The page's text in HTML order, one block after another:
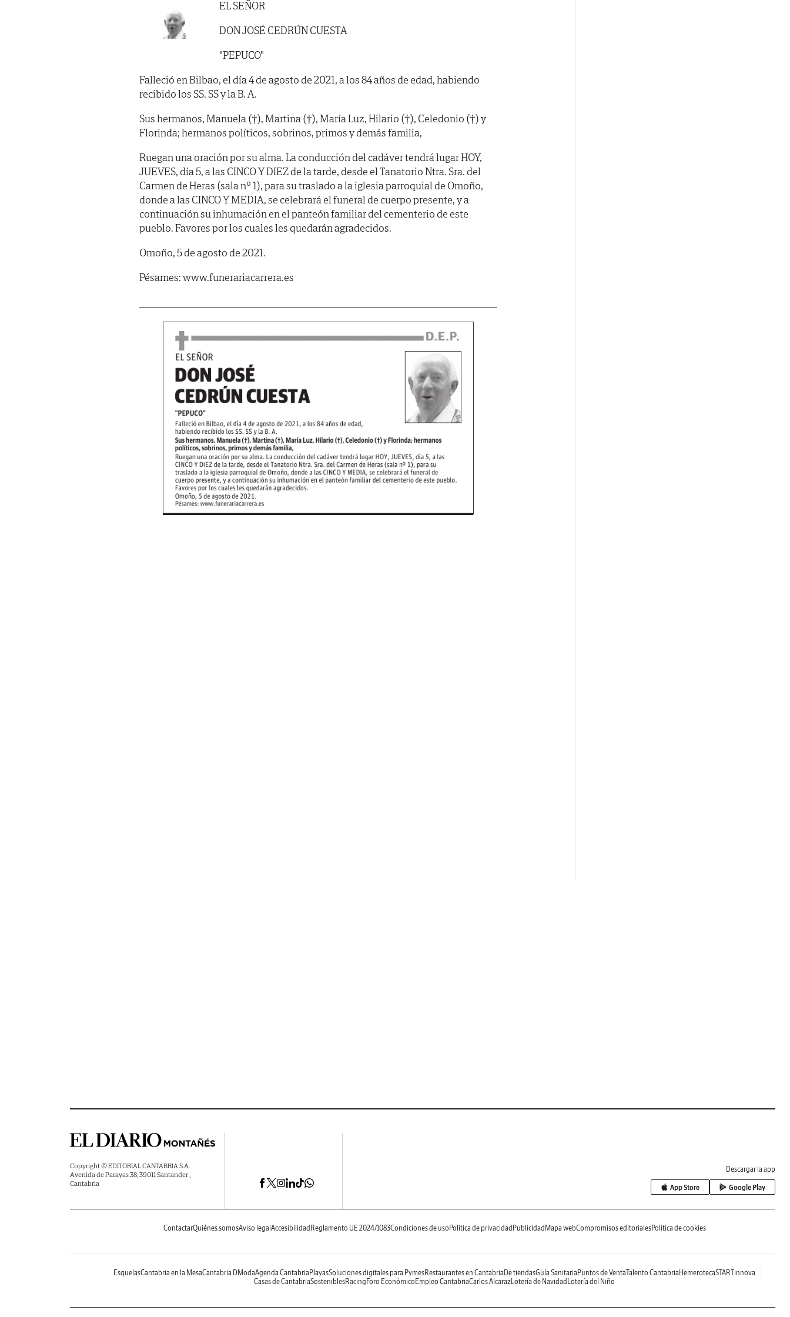
EL SEÑOR
DON JOSÉ CEDRÚN CUESTA
"PEPUCO"
Falleció en Bilbao, el día 4 de agosto de 2021, a los 84 años de edad, habiendo
recibido los SS. SS y la B. A.
Sus hermanos, Manuela (†), Martina (†), María Luz, Hilario (†), Celedonio (†) y
Florinda; hermanos políticos, sobrinos, primos y demás familia,
Ruegan una oración por su alma. La conducción del cadáver tendrá lugar HOY,
JUEVES, día 5, a las CINCO Y DIEZ de la tarde, desde el Tanatorio Ntra. Sra. del
Carmen de Heras (sala nº 1), para su traslado a la iglesia parroquial de Omoño,
donde a las CINCO Y MEDIA, se celebrará el funeral de cuerpo presente, y a
continuación su inhumación en el panteón familiar del cementerio de este
pueblo. Favores por los cuales les quedarán agradecidos.
Omoño, 5 de agosto de 2021.
Pésames: www.funerariacarrera.es
Copyright © EDITORIAL CANTABRIA S.A.
Avenida de Parayas 38, 39011 Santander ,
Cantabria
Descargar la app
App Store Google Play
ContactarQuiénes somosAviso legal Accesibilidad Reglamento UE 2024/1083Condiciones de uso Política de privacidad Publicidad Mapa webCompromisos editorialesPolítica de cookies
EsquelasCantabria en la MesaCantabria DModaAgenda Cantabria PlayasSoluciones digitales para PymesRestaurantes en Cantabria De tiendasGuía Sanitaria Puntos de VentaTalento Cantabria HemerotecaSTARTinnova
Casas de CantabriaSosteniblesRacing Foro Económico Empleo CantabriaCarlos AlcarazLotería de Navidad Lotería del Niño